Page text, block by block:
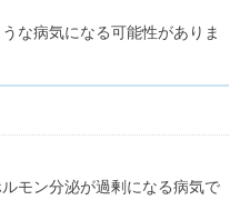
な病気になる可能性がありま
モン分泌が過剰になる病気で